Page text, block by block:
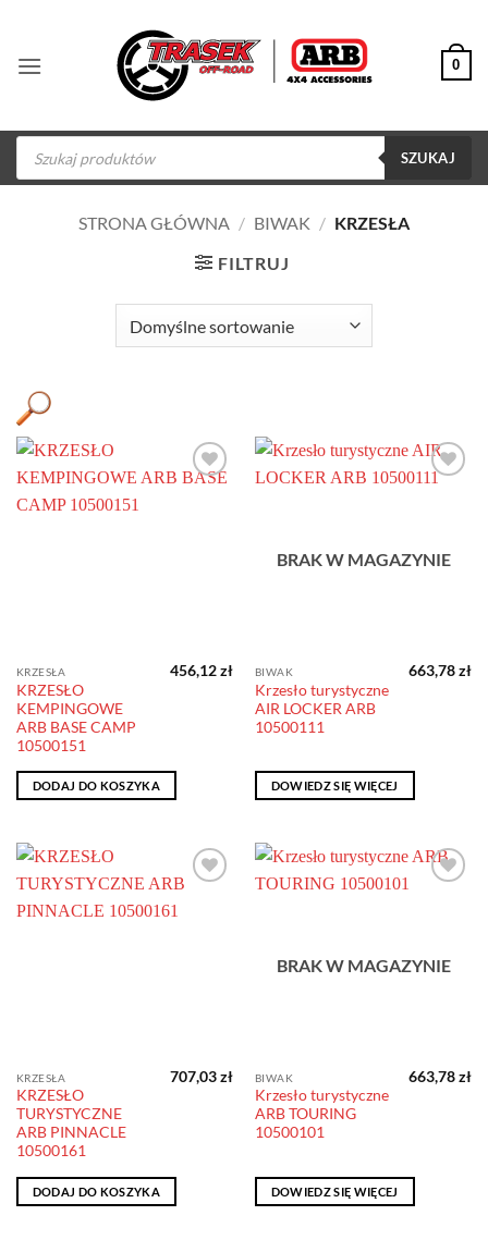
zawartości
0
Wyszukiwarka
produktów
SZUKAJ
STRONA GŁÓWNA / BIWAK / KRZESŁA
FILTRUJ
obserwowanych
KRZESŁA
KRZESŁO
KEMPINGOWE
ARB BASE CAMP
10500151
456,12zł
DODAJ DO KOSZYKA
BRAK W MAGAZYNIE
BIWAK
Krzesło turystyczne
AIR LOCKER ARB
10500111
663,78zł
DOWIEDZ SIĘ WIĘCEJ
obserwowanych
KRZESŁA
KRZESŁO
TURYSTYCZNE
ARB PINNACLE
10500161
707,03zł
DODAJ DO KOSZYKA
BRAK W MAGAZYNIE
BIWAK
Krzesło turystyczne
ARB TOURING
10500101
663,78zł
DOWIEDZ SIĘ WIĘCEJ